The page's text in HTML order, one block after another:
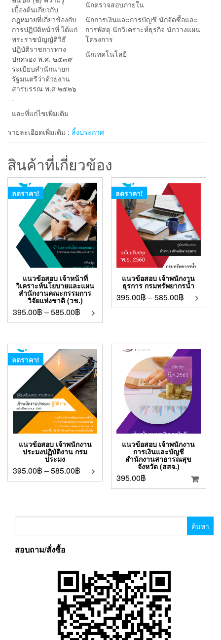
เบื้องต้นเกี่ยวกับ
กฎหมายที่เกี่ยวข้องกับ
การปฏิบัติหน้าที่ ได้แก่
พระราชบัญญัติวิธี
ปฏิบัติราชการทาง
ปกครอง พ.ศ. ๒๕๓๙
ระเบียบสำนักนายก
รัฐมนตรีว่าด้วยงาน
สารบรรณ พ.ศ ๒๕๒๖
.
และที่แก่ไชเพิ่มเติม
นักตรวจสอบภายใน
นักการเงินและการบัญชี นักจัดซื้อและ
การพัสดุ นักวิเคราะห์ธุรกิจ นักวางแผน
โครงการ
นักเทคโนโลยี
รายละเอียดเพิ่มเติม : ลิ้งประกาศ
สินค้าที่เกี่ยวข้อง
ลดราคา!
แนวข้อสอบ เจ้าหน้าที่
วิเคราะห์นโยบายและแผน
สํานักงานคณะกรรมการ
วิจัยแห่งชาติ (วช.)
395.00฿ –585.00฿
ลดราคา!
แนวข้อสอบ เจ้าพนักงาน
ธุรการ กรมทรัพยากรน้ำ
395.00฿ –585.00฿
ลดราคา!
แนวข้อสอบ เจ้าพนักงาน
ประมงปฏิบัติงาน กรม
ประมง
395.00฿ –585.00฿
แนวข้อสอบ เจ้าพนักงาน
การเงินและบัญชี
สำนักงานสาธารณสุข
จังหวัด (สสจ.)
395.00฿
สอบถาม/สั่งซื้อ